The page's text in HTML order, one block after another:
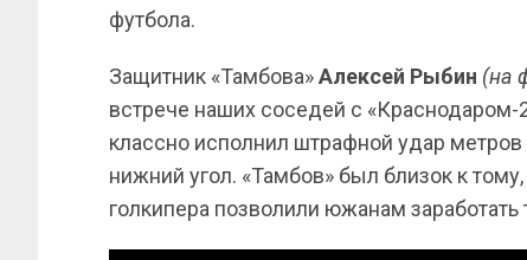
футбола.
Защитник «Тамбова»Алексей Рыбин (на
встрече наших соседей с «Краснодаром-
классно исполнил штрафной удар метров
нижний угол. «Тамбов» был близок к
голкипера позволили южанам заработать